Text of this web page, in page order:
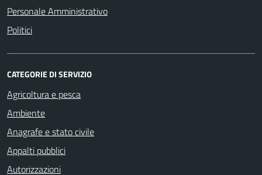
Personale Amministrativo
Politici
CATEGORIE DI SERVIZIO
Agricoltura e pesca
Ambiente
Anagrafe e stato civile
Appalti pubblici
Autorizzazioni